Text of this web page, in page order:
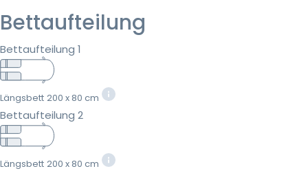
Bettaufteilung
Bettaufteilung 1
Längsbett 200 x 80 cm
Bettaufteilung 2
Längsbett 200 x 80 cm